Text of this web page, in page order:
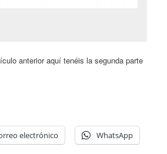
anterior aquí tenéis la segunda parte
electrónico WhatsApp